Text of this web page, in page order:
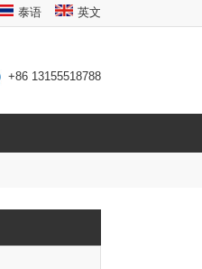
英文
泰语
+86 13155518788